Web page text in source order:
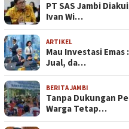
PT SAS Jambi
Ivan Wi…
ARTIKEL
Mau Investasi Emas
Jual, da…
BERITA JAMBI
Tanpa Dukungan
Warga Tetap…